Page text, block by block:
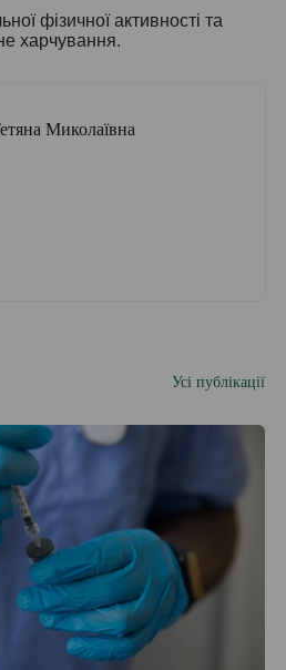
фізичної активності та
харчування.
Миколаївна
Усі публікації